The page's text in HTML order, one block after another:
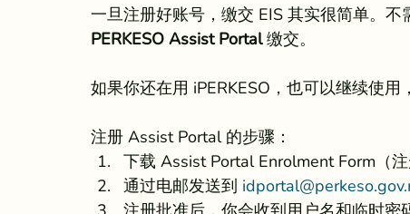
一旦注册好账号，缴交 EIS 其实很简单。
PERKESO Assist Portal 缴交。
如果你还在用 iPERKESO，也可以继续使用
注册 Assist Portal 的步骤：
下载 Assist Portal Enrolment Form（注
通过电邮发送到